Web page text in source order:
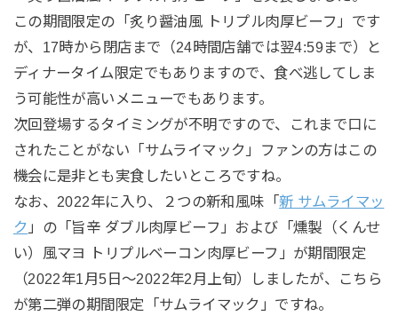
この期間限定の「炙り醤油風 トリプル肉厚ビーフ」です
が、17時から閉店まで（24時間店舗では翌4:59まで）と
ディナータイム限定でもありますので、食べ逃してしま
う可能性が高いメニューでもあります。
次回登場するタイミングが不明ですので、これまで口に
されたことがない「サムライマック」ファンの方はこの
機会に是非とも実食したいところですね。
なお、2022年に入り、２つの新和風味「新 サムライマッ
ク 」の「旨辛 ダブル肉厚ビーフ」および「燻製（くんせ
い）風マヨ トリプルベーコン肉厚ビーフ」が期間限定
（2022年1月5日～2022年2月上旬）しましたが、こちら
が第二弾の期間限定「サムライマック」ですね。